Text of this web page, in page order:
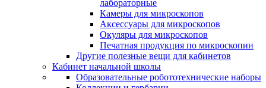
лабораторные
Камеры для микроскопов
Аксессуары для микроскопов
Окуляры для микроскопов
Печатная продукция по микроскопии
Другие полезные вещи для кабинетов
Кабинет начальной школы
Образовательные робототехнические наборы